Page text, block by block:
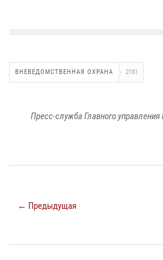
ВНЕВЕДОМСТВЕННАЯ ОХРАНА 2181
Пресс-служба Главного
← Предыдущая